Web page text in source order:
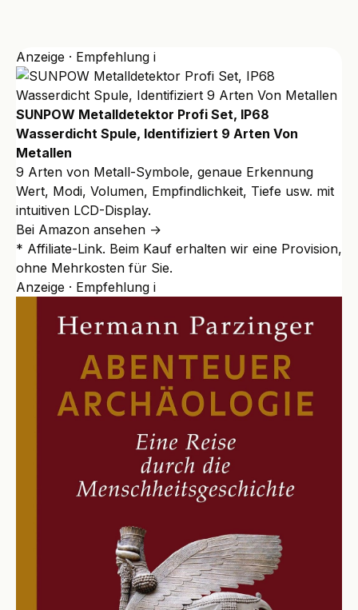
Anzeige · Empfehlung i
SUNPOW Metalldetektor Profi Set, IP68
Wasserdicht Spule, Identifiziert 9 Arten Von
Metallen
9 Arten von Metall-Symbole, genaue Erkennung
Wert, Modi, Volumen, Empfindlichkeit, Tiefe usw. mit
intuitiven LCD-Display.
Bei Amazon ansehen →
* Affiliate-Link. Beim Kauf erhalten wir eine Provision,
ohne Mehrkosten für Sie.
Anzeige · Empfehlung i